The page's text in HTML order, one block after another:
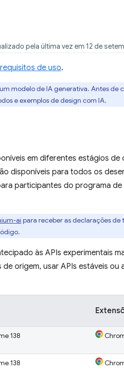
pela última vez em 12 de
requisitos de uso.
modelo de IA generativa. Antes de
e exemplos de design com IA.
em diferentes estágios de
disponíveis para todos os
participantes do programa de
ai para receber as declarações de
às APIs experimentais
origem, usar APIs estáveis ou
138
138